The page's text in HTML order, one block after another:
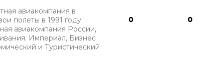
авиакомпания в
полеты в 1991 году.
авиакомпания России,
Империал, Бизнес
и Туристический
0 0